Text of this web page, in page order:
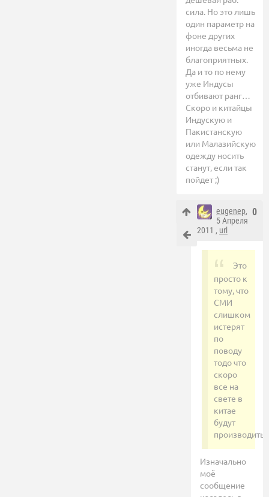
сила. Но это лишь
один параметр на
фоне других
иногда весьма не
благоприятных.
Да и то по нему
уже Индусы
отбивают ранг…
Скоро и китайцы
Индускую и
Пакистанскую
или Малазийскую
одежду носить
станут, если так
пойдет ;)
0
eugenep,
5 Апреля
2011 , url
Это
просто к
тому, что
СМИ
слишком
истерят
по
поводу
тодо что
скоро
все на
свете в
китае
будут
производить.
Изначально
моё
сообщение